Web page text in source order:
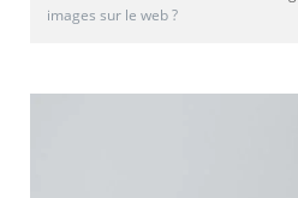
images sur le web ?